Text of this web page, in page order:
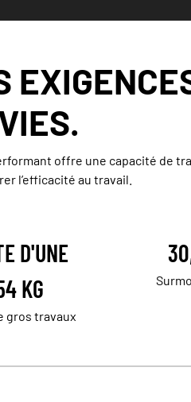
offre une capacité de
l’efficacité au travail.
D'UNE
KG
gros travaux